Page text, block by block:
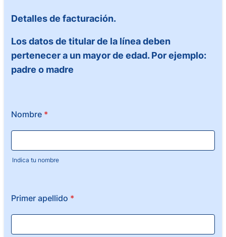
Detalles de facturación.
Los datos de titular de la línea deben
pertenecer a un mayor de edad. Por ejemplo:
padre o madre
Nombre *
Indica tu nombre
Primer apellido *